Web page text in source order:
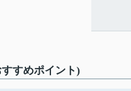
すめポイント)